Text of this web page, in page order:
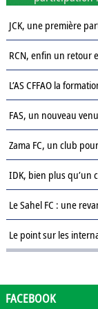
JCK, une première
RCN, enfin un retour
L’AS CFFAO la
FAS, un nouveau
Zama FC, un club
IDK, bien plus qu’un
Le Sahel FC : une
Le point sur les
Présentation des
FACEBOOK